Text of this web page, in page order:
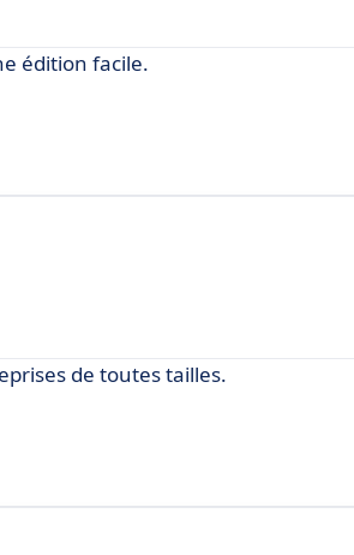
édition facile.
de toutes tailles.